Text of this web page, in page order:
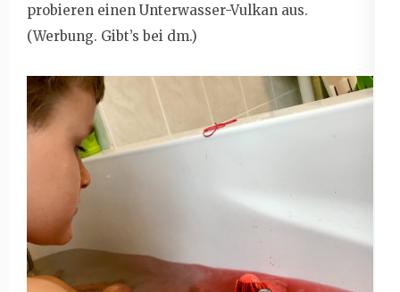
probieren einen Unterwasser-Vulkan aus.
(Werbung. Gibt’s bei dm.)